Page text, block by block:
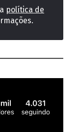
política de